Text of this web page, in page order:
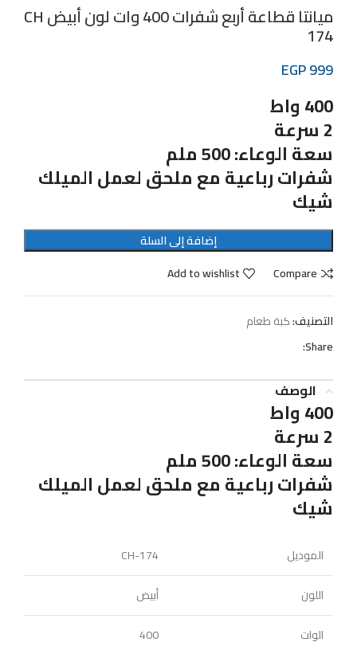
ميانتا قطاعة أربع شفرات 400 وات لون أبيض CH
174
EGP999
400 واط
2 سرعة
سعة الوعاء: 500 ملم
شفرات رباعية مع ملحق لعمل الميلك
شيك
إضافة إلى السلة
Compare
Add to wishlist
التصنيف:كبة طعام
Share:
الوصف
400 واط
2 سرعة
سعة الوعاء: 500 ملم
شفرات رباعية مع ملحق لعمل الميلك
شيك
الموديل
CH-174
اللون
أبيض
الوات
400